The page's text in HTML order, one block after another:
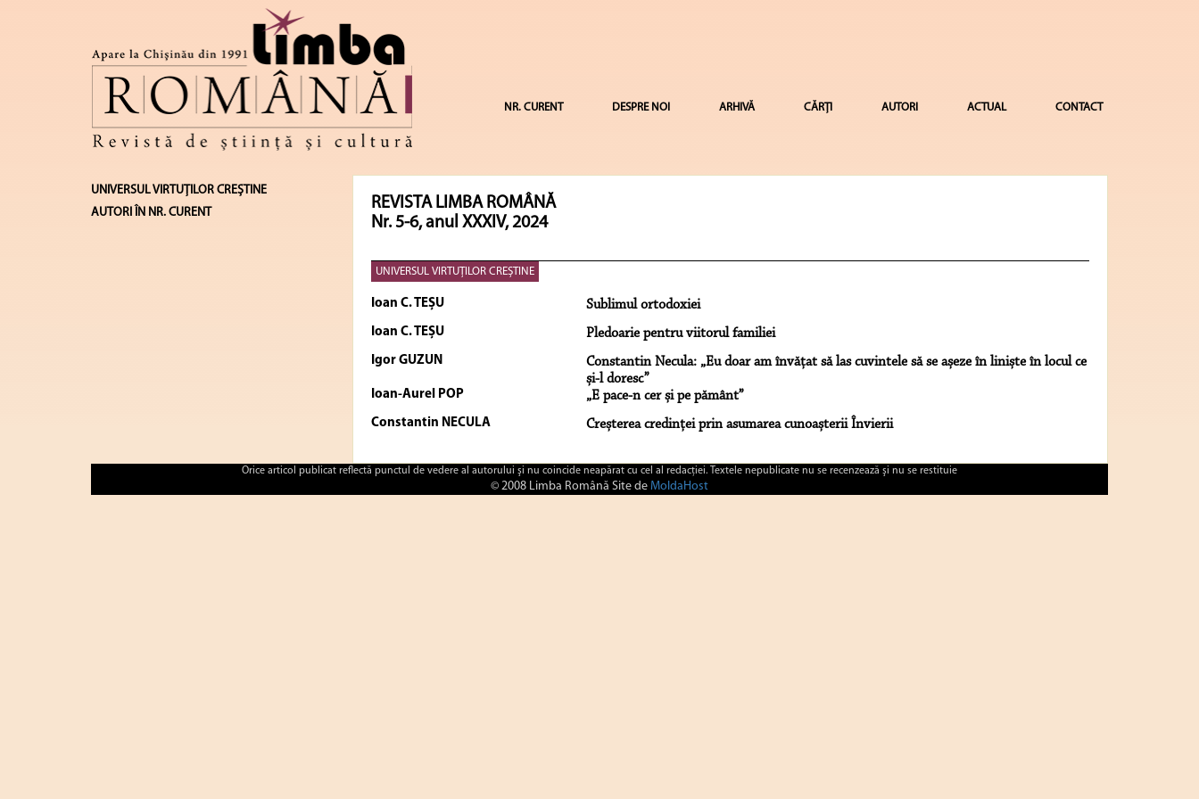
NR. CURENT DESPRE NOI ARHIVĂ CĂRȚI AUTORI ACTUAL CONTACT
UNIVERSUL VIRTUȚILOR CREȘTINE
AUTORI ÎN NR. CURENT
REVISTA LIMBA ROMÂNĂ
Nr. 5-6, anul XXXIV, 2024
UNIVERSUL VIRTUȚILOR CREȘTINE
Ioan C. TEȘU Sublimul ortodoxiei
Ioan C. TEȘU Pledoarie pentru viitorul familiei
Igor GUZUN
Constantin Necula: „Eu doar am învățat să las cuvintele să se așeze în liniște în locul ce
și-l doresc”
Ioan-Aurel POP „E pace-n cer și pe pământ”
Constantin NECULA Creșterea credinței prin asumarea cunoașterii Învierii
Orice articol publicat reflectă punctul de vedere al autorului şi nu coincide neapărat cu cel al redacţiei. Textele nepublicate nu se recenzează şi nu se restituie
© 2008 Limba Română Site de MoldaHost